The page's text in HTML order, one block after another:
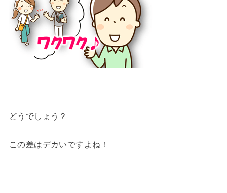
どうでしょう？
この差はデカいですよね！